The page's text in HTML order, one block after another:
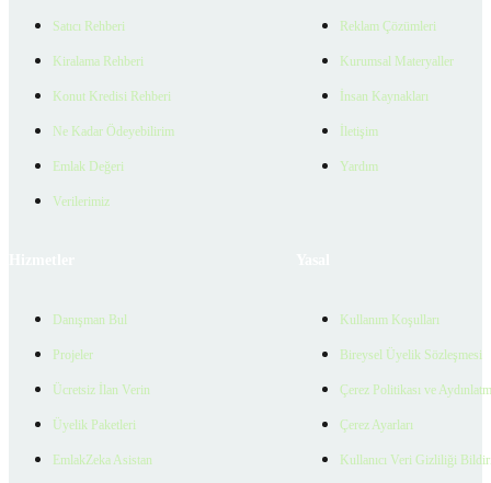
Satıcı Rehberi
Kiralama Rehberi
Konut Kredisi Rehberi
Ne Kadar Ödeyebilirim
Emlak Değeri
Verilerimiz
Reklam Çözümleri
Kurumsal Materyaller
İnsan Kaynakları
İletişim
Yardım
Danışman Bul
Projeler
Ücretsiz İlan Verin
Üyelik Paketleri
EmlakZeka Asistan
Kullanım Koşulları
Bireysel Üyelik Sözleşmesi
Çerez Politikası ve
Çerez Ayarları
Kullanıcı Veri Gizliliği